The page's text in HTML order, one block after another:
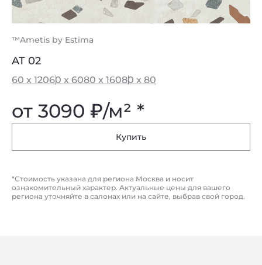
™Ametis by Estima
AT 02
60 x 12060 x 6080 x 16080 x 80
от 3090 ₽/м² *
Купить
*Стоимость указана для региона Москва и носит
ознакомительный характер. Актуальные цены для вашего
региона уточняйте в салонах или на сайте, выбрав свой город.